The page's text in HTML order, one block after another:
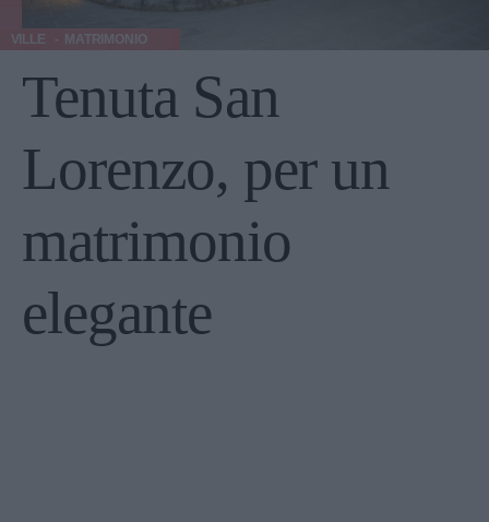
VILLE MATRIMONIO
Tenuta San
Lorenzo, per un
matrimonio
elegante